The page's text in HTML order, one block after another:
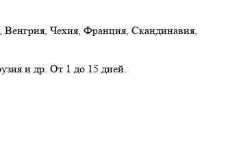
Чехия, Франция, Скандинавия,
и др. От 1 до 15 дней.